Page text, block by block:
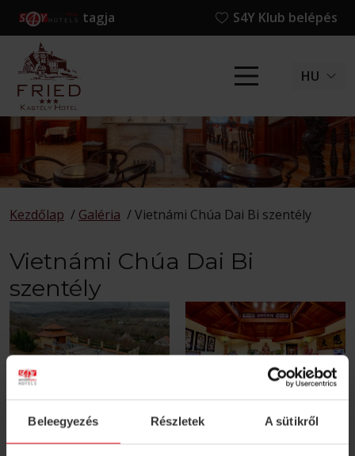
Beleegyezés Részletek A sütikről
tagja S4Y Klub belépés
HU
Kezdőlap / Galéria /Vietnámi Chúa Dai Bi szentély
Vietnámi Chúa Dai Bi
szentély